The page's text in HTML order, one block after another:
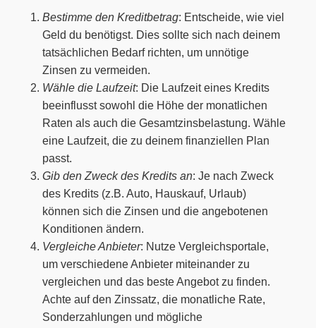
Bestimme den Kreditbetrag: Entscheide, wie viel
Geld du benötigst. Dies sollte sich nach deinem
tatsächlichen Bedarf richten, um unnötige
Zinsen zu vermeiden.
Wähle die Laufzeit: Die Laufzeit eines Kredits
beeinflusst sowohl die Höhe der monatlichen
Raten als auch die Gesamtzinsbelastung. Wähle
eine Laufzeit, die zu deinem finanziellen Plan
passt.
Gib den Zweck des Kredits an: Je nach Zweck
des Kredits (z.B. Auto, Hauskauf, Urlaub)
können sich die Zinsen und die angebotenen
Konditionen ändern.
Vergleiche Anbieter: Nutze Vergleichsportale,
um verschiedene Anbieter miteinander zu
vergleichen und das beste Angebot zu finden.
Achte auf den Zinssatz, die monatliche Rate,
Sonderzahlungen und mögliche